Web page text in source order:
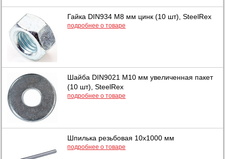
Гайка DIN934 М8 мм цинк (10 шт), SteelRex
подробнее о товаре
Шайба DIN9021 М10 мм увеличенная пакет
(10 шт), SteelRex
подробнее о товаре
Шпилька резьбовая 10х1000 мм
подробнее о товаре